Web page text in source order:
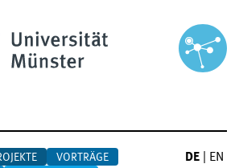
VORTRÄGE
DE EN